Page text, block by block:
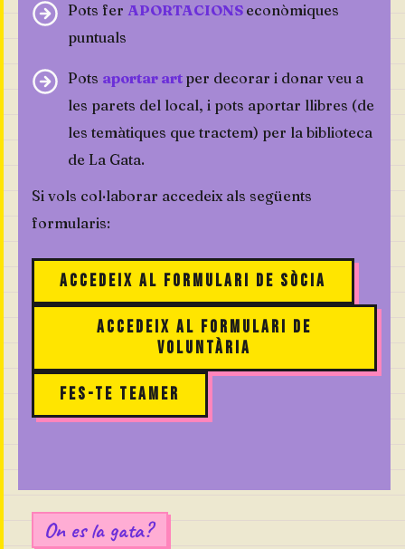
Pots fer APORTACIONS econòmiques
puntuals
Pots aportar art per decorar i donar veu a
les parets del local, i pots aportar llibres (de
les temàtiques que tractem) per la biblioteca
de La Gata.
Si vols col·laborar accedeix als següents
formularis:
Accedeix al formulari de sòcia
Accedeix al formulari de
voluntària
Fes-te TEAMER
On es la gata?